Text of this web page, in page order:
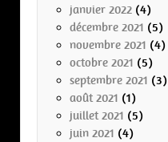
janvier 2022 (4)
décembre 2021 (5)
novembre 2021 (4)
octobre 2021 (5)
septembre 2021 (3)
août 2021 (1)
juillet 2021 (5)
juin 2021 (4)